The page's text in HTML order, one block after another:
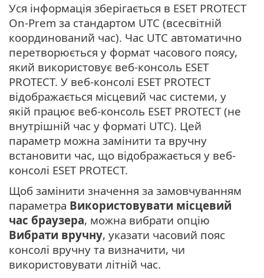
Уся інформація зберігається в ESET PROTECT
On-Prem за стандартом UTC (всесвітній
координований час). Час UTC автоматично
перетворюється у формат часового поясу,
який використовує веб-консоль ESET
PROTECT. У веб-консолі ESET PROTECT
відображається місцевий час системи, у
якій працює веб-консоль ESET PROTECT (не
внутрішній час у форматі UTC). Цей
параметр можна замінити та вручну
встановити час, що відображається у веб-
консолі ESET PROTECT.
Щоб замінити значення за замовчуванням
параметра Використовувати місцевий
час браузера, можна вибрати опцію
Вибрати вручну, указати часовий пояс
консолі вручну та визначити, чи
використовувати літній час.